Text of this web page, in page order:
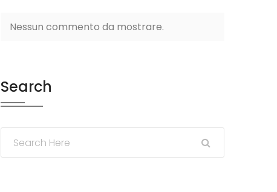
Nessun commento da mostrare.
Search